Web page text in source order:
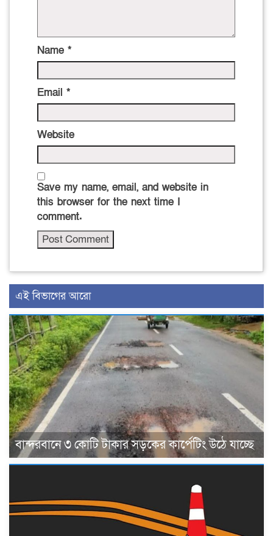
Name *
Email *
Website
Save my name, email, and website in
this browser for the next time I
comment.
এই বিভাগের আরো
বান্দরবানে ৩ কোটি টাকার সড়কের কার্পেটিং উঠে যাচ্ছে